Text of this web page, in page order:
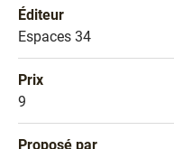
Éditeur
Éditeur
Espaces 34
Prix
Prix
9
Proposé par